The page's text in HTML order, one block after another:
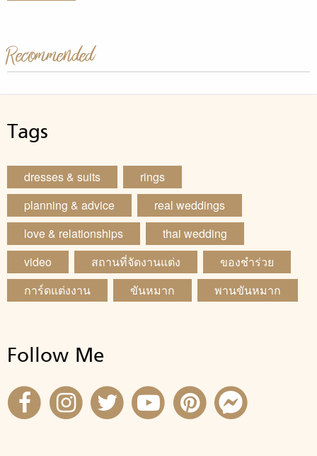
Recommended
Tags
dresses & suits
rings
planning & advice
real weddings
love & relationships
thai wedding
video
สถานที่จัดงานแต่ง
ของชำร่วย
การ์ดแต่งงาน
ขันหมาก พานขันหมาก
Follow Me